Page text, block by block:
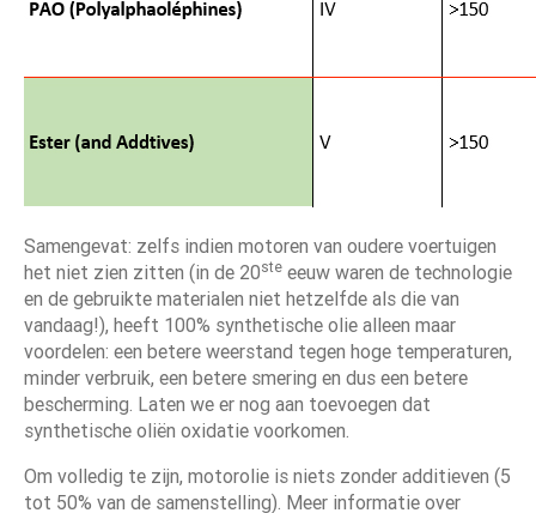
Samengevat: zelfs indien motoren van oudere voertuigen
het niet zien zitten (in de 20ste eeuw waren de technologie
en de gebruikte materialen niet hetzelfde als die van
vandaag!), heeft 100% synthetische olie alleen maar
voordelen: een betere weerstand tegen hoge temperaturen,
minder verbruik, een betere smering en dus een betere
bescherming. Laten we er nog aan toevoegen dat
synthetische oliën oxidatie voorkomen.
Om volledig te zijn, motorolie is niets zonder additieven (5
tot 50% van de samenstelling). Meer informatie over